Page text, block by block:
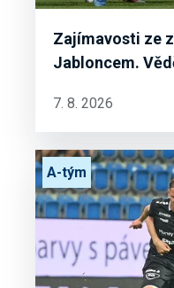
Zajímavosti ze
Jabloncem.
7. 8. 2026
A-tým